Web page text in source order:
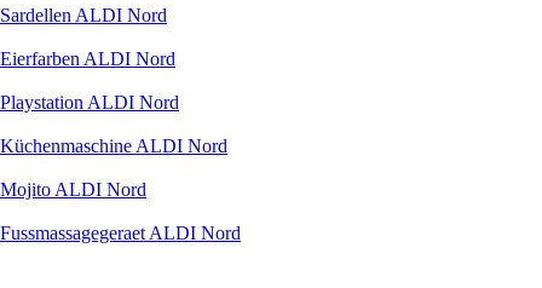
Sardellen ALDI Nord
Eierfarben ALDI Nord
Playstation ALDI Nord
Küchenmaschine ALDI Nord
Mojito ALDI Nord
Fussmassagegeraet ALDI Nord